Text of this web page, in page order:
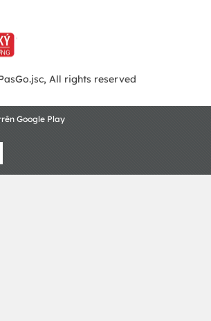
All rights reserved
Google Play